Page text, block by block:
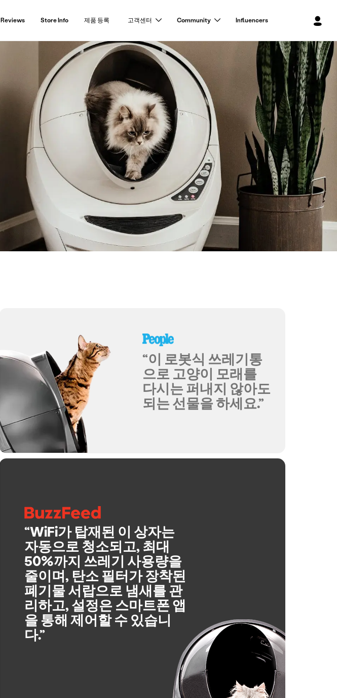
Reviews Store Info 제품 등록 고객센터 Community Influencers 그
“WiFi가 탑재된 이 상자는
자동으로 청소되고, 최대
50%까지 쓰레기 사용량을
줄이며, 탄소 필터가 장착된
폐기물 서랍으로 냄새를 관
리하고, 설정은 스마트폰 앱
을 통해 제어할 수 있습니
다.”
“이 로봇식 쓰레기통
으로 고양이 모래를
다시는 퍼내지 않아도
되는 선물을 하세요.”